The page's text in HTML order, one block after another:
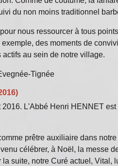
du non moins traditionnel
nous ressourcer à tous
des moments de
au sein de notre village.
Tignée
L'Abbé Henri HENNET
prêtre auxiliaire dans
célébrer, à Noël, la messe
suite, notre Curé actuel, Vital,